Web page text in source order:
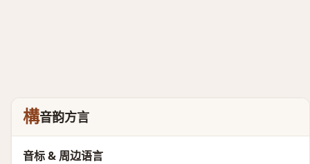
構音韵方言
音标 & 周边语言